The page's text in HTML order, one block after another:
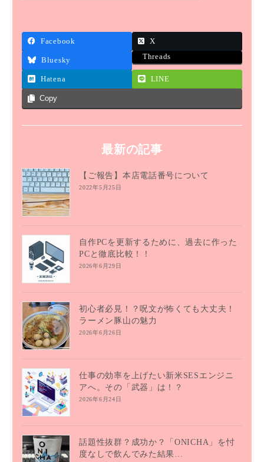
Facebook X
Bluesky Threads
Hatena LINE
Copy
最新の記事
【ご報告】本店電話番号について
2022年5月25日
自作PCを更新するために、過去に作った
PCと徹底比較！！
2026年6月29日
初心者必見！？呪文が怖くても大丈夫！
ラーメン豚山の魅力
2026年6月26日
仕事の効率を上げたい新米SESエンジニ
アへ。その「武器」は！？
2026年6月24日
話題性抜群？成功か？「ONICHA」を忖
度なしで飲んでみた結果…